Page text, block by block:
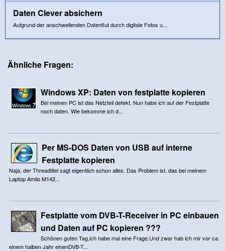
Daten Clever absichern
Aufgrund der anschwellenden Datenflut durch digitale Fotos u...
Ähnliche Fragen:
Windows XP: Daten von festplatte kopieren
Bei meinen PC ist das Netzteil defekt. Nun habe ich auf der Festplatte
noch daten. Wie bekomme ich d...
Per MS-DOS Daten von USB auf interne
Festplatte kopieren
Naja, der Threadtitel sagt eigentlich schon alles. Das Problem ist, das bei meinem
Laptop Amilo M142...
Festplatte vom DVB-T-Receiver in PC einbauen
und Daten auf PC kopieren ???
Schönen guten Tag,ich habe mal eine Frage.Und zwar hab ich mir vor ca.
einem halben Jahr einenDVB-T...